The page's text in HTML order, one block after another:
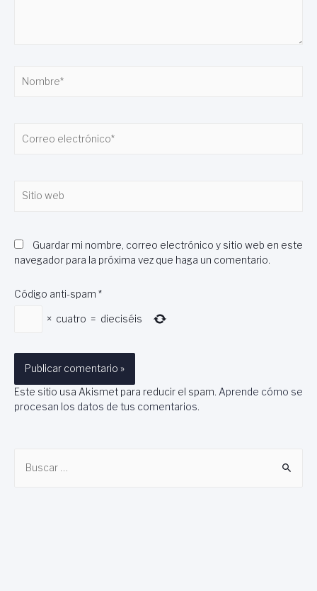
electrónico*
web
Guardar mi nombre, correo electrónico y sitio web en este
navegador para la próxima vez que haga un comentario.
Código anti-spam *
× cuatro = dieciséis
Este sitio usa Akismet para reducir el spam. Aprende cómo se
procesan los datos de tus comentarios.